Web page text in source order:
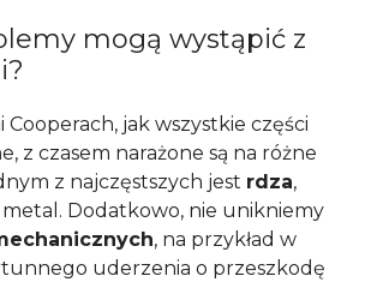
mogą wystąpić z
Cooperach, jak wszystkie części
z czasem narażone są na różne
z najczęstszych jest rdza,
Dodatkowo, nie unikniemy
, na przykład w
uderzenia o przeszkodę